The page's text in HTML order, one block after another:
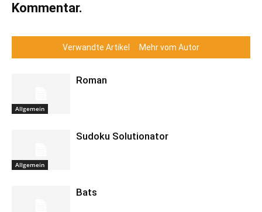
Kommentar.
Verwandte Artikel Mehr vom Autor
Allgemein
Roman
Allgemein
Sudoku Solutionator
Bats